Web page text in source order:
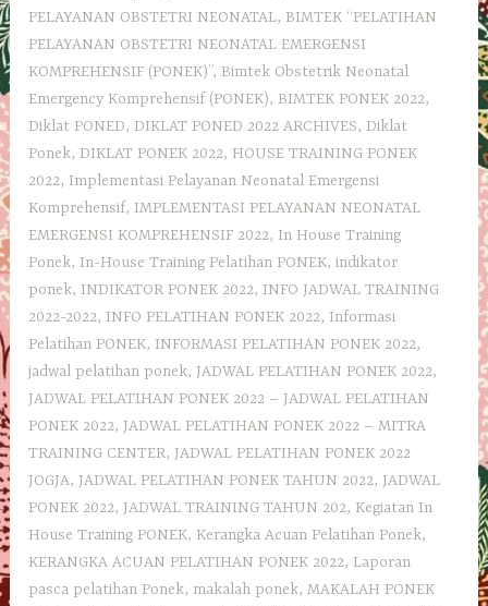
PELAYANAN OBSTETRI NEONATAL, BIMTEK “PELATIHAN
PELAYANAN OBSTETRI NEONATAL EMERGENSI
KOMPREHENSIF (PONEK)”, Bimtek Obstetrik Neonatal
Emergency Komprehensif (PONEK), BIMTEK PONEK 2022,
Diklat PONED,DIKLAT PONED 2022 ARCHIVES,Diklat
Ponek,DIKLAT PONEK 2022, HOUSE TRAINING PONEK
2022, Implementasi Pelayanan Neonatal Emergensi
Komprehensif, IMPLEMENTASI PELAYANAN NEONATAL
EMERGENSI KOMPREHENSIF 2022, In House Training
Ponek, In-House Training Pelatihan PONEK,indikator
ponek, INDIKATOR PONEK 2022, INFO JADWAL TRAINING
2022-2022, INFO PELATIHAN PONEK 2022, Informasi
Pelatihan PONEK, INFORMASI PELATIHAN PONEK 2022,
jadwal pelatihan ponek, JADWAL PELATIHAN PONEK 2022,
JADWAL PELATIHAN PONEK 2022 – JADWAL PELATIHAN
PONEK 2022, JADWAL PELATIHAN PONEK 2022 – MITRA
TRAINING CENTER, JADWAL PELATIHAN PONEK 2022
JOGJA, JADWAL PELATIHAN PONEK TAHUN 2022, JADWAL
PONEK 2022, JADWAL TRAINING TAHUN 202, Kegiatan In
House Training PONEK, Kerangka Acuan Pelatihan Ponek,
KERANGKA ACUAN PELATIHAN PONEK 2022, Laporan
pasca pelatihan Ponek, makalah ponek,MAKALAH PONEK